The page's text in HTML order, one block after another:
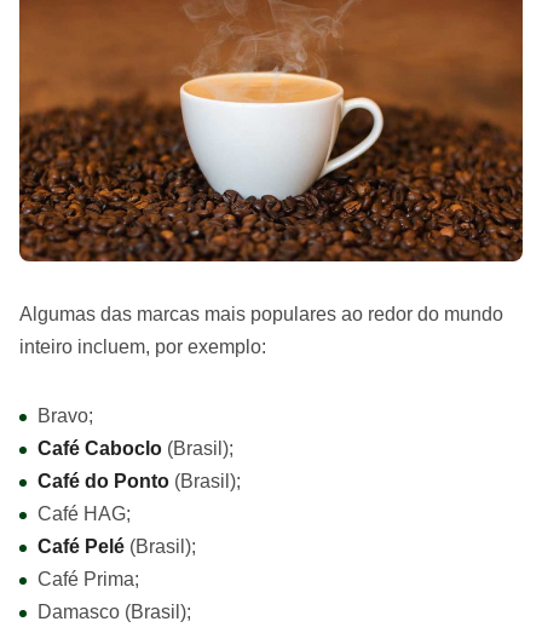
Algumas das marcas mais populares ao redor do mundo
inteiro incluem, por exemplo:
Bravo;
Café Caboclo (Brasil);
Café do Ponto (Brasil);
Café HAG;
Café Pelé (Brasil);
Café Prima;
Damasco (Brasil);